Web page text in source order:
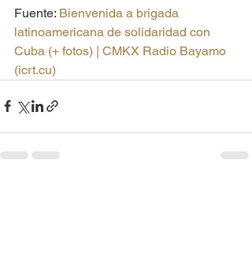
Fuente: Bienvenida a brigada
latinoamericana de solidaridad con
Cuba (+ fotos) | CMKX Radio Bayamo
(icrt.cu)